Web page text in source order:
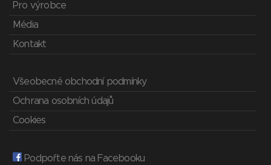
Pro výrobce
Média
Kontakt
Všeobecné obchodní podmínky
Ochrana osobních údajů
Cookies
Podpořte nás na Facebooku